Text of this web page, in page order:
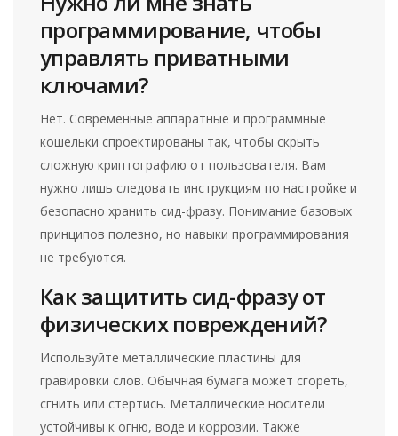
программирование, чтобы
управлять приватными
ключами?
Нет. Современные аппаратные и программные
кошельки спроектированы так, чтобы скрыть
сложную криптографию от пользователя. Вам
нужно лишь следовать инструкциям по настройке и
безопасно хранить сид-фразу. Понимание базовых
принципов полезно, но навыки программирования
не требуются.
Как защитить сид-фразу от
физических повреждений?
Используйте металлические пластины для
гравировки слов. Обычная бумага может сгореть,
сгнить или стертись. Металлические носители
устойчивы к огню, воде и коррозии. Также